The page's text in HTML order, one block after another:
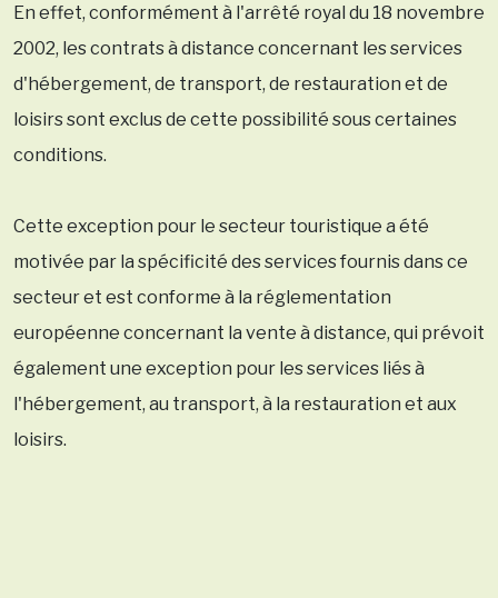
En effet, conformément à l'arrêté royal du 18 novembre
2002, les contrats à distance concernant les services
d'hébergement, de transport, de restauration et de
loisirs sont exclus de cette possibilité sous certaines
conditions.
Cette exception pour le secteur touristique a été
motivée par la spécificité des services fournis dans ce
secteur et est conforme à la réglementation
européenne concernant la vente à distance, qui prévoit
également une exception pour les services liés à
l'hébergement, au transport, à la restauration et aux
loisirs.